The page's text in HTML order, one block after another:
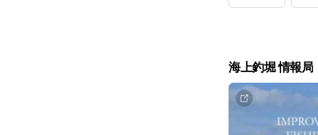
海上釣堀 情報局